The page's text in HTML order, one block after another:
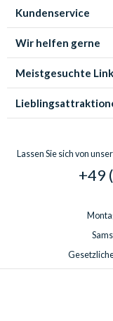
Kundenservice
Wir helfen gerne
Meistgesuchte
Lassen Sie sich von
+49